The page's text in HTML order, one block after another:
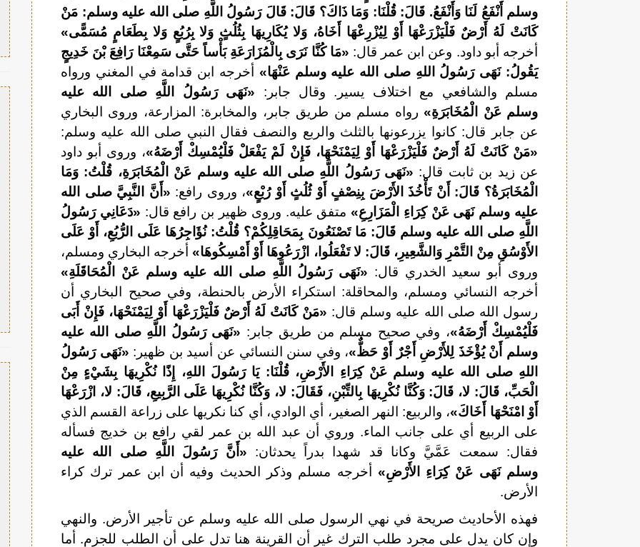
وسلم أَنْفَعُ لَنَا وَأَنْفَعُ. قَالَ: قُلْنَا: وَمَا ذَاكَ؟ قَالَ: قَالَ رَسُولُ اللَّهِ صلى الله عليه وسلم: مَنْ
كَانَتْ لَهُ أَرْضٌ فَلْيَزْرَعْهَا أَوْ لِيُزْرِعْهَا أَخَاهُ، وَلا يُكَارِيهَا بِثُلُثٍ وَلا بِرُبُعٍ وَلا بِطَعَامٍ مُسَمًّى»
أخرجه أبو داود. وعن ابن عمر قال: «مَا كُنَّا نَرَى بِالْمُزَارَعَةِ بَأْساً حَتَّى سَمِعْنَا رَافِعَ بْنَ خَدِيجٍ
يَقُولُ: نَهَى رَسُولُ اللهِ صلى الله عليه وسلم عَنْهَا» أخرجه ابن قدامة في المغني ورواه
مسلم والشافعي مع اختلاف يسير. وقال جابر: «نَهَى رَسُولُ اللَّهِ صلى الله عليه
وسلم عَنْ الْمُخَابَرَةِ»رواه مسلم من طريق جابر، والمخابرة: المزارعة، وروى البخاري
عن جابر قال: كانوا يزرعونها بالثلث والربع والنصف فقال النبي صلى الله عليه وسلم:
«مَنْ كَانَتْ لَهُ أَرْضٌ فَلْيَزْرَعْهَا أَوْ لِيَمْنَحْهَا، فَإِنْ لَمْ يَفْعَلْ فَلْيُمْسِكْ أَرْضَهُ»، وروى أبو داود
عن زيد بن ثابت قال: «نَهَى رَسُولُ اللَّهِ صلى الله عليه وسلم عَنْ الْمُخَابَرَةِ، قُلْتُ: وَمَا
الْمُخَابَرَةُ؟ قَالَ: أَنْ تَأْخُذَ الأَرْضَ بِنِصْفٍ أَوْ ثُلُثٍ أَوْ رُبْعٍ»، وروى رافع: «أَنَّ النَّبِيَّ صلى الله
عليه وسلم نَهَى عَنْ كِرَاءِ الْمَزَارِعِ»متفق عليه. وروى ظهير بن رافع قال: «دَعَانِي رَسُولُ
اللَّهِ صلى الله عليه وسلم قَالَ: مَا تَصْنَعُونَ بِمَحَاقِلِكُمْ؟ قُلْتُ: نُؤَاجِرُهَا عَلَى الرُّبُعِ، أَوْ عَلَى
الأَوْسُقِ مِنْ التَّمْرِ وَالشَّعِيرِ، قَالَ: لا تَفْعَلُوا، ازْرَعُوهَا أَوْ أَمْسِكُوهَا»أخرجه البخاري ومسلم،
وروى أبو سعيد الخدري قال: «نَهَى رَسُولُ اللَّهِ صلى الله عليه وسلم عَنْ الْمُحَاقَلَةِ»
أخرجه النسائي ومسلم، والمحاقلة: استكراء الأرض بالحنطة، وفي صحيح البخاري أن
رسول الله صلى الله عليه وسلم قال: «مَنْ كَانَتْ لَهُ أَرْضٌ فَلْيَزْرَعْهَا أَوْ لِيَمْنَحْهَا، فَإِنْ أَبَى
فَلْيُمْسِكْ أَرْضَهُ»، وفي صحيح مسلم من طريق جابر: «نَهَى رَسُولُ اللَّهِ صلى الله عليه
وسلم أَنْ يُؤْخَذَ لِلأَرْضِ أَجْرٌ أَوْ حَظٌّ»، وفي سنن النسائي عن أسيد بن ظهير: «نَهَى رَسُولُ
اللهِ صلى الله عليه وسلم عَنْ كِرَاءِ الأَرْضِ، قُلْنَا: يَا رَسُولَ اللهِ، إِذًا نُكْرِيهَا بِشَيْءٍ مِنْ
الْحَبِّ، قَالَ: لا، قَالَ: وَكُنَّا نُكْرِيهَا بِالتِّبْنِ، فَقَالَ: لا، وَكُنَّا نُكْرِيهَا عَلَى الرَّبِيعِ، قَالَ: لا، ازْرَعْهَا
أَوْ امْنَحْهَا أَخَاكَ»، والربيع: النهر الصغير، أي الوادي، أي كنا نكريها على زراعة القسم الذي
على الربيع أي على جانب الماء. وروي أن عبد الله بن عمر لقي رافع بن خديج فسأله
فقال: سمعت عَمَّيَّ وكانا قد شهدا بدراً يحدثان: «أَنَّ رَسُولَ اللَّهِ صلى الله عليه
وسلم نَهَى عَنْ كِرَاءِ الأَرْضِ» أخرجه مسلم وذكر الحديث وفيه أن ابن عمر ترك كراء
الأرض.
فهذه الأحاديث صريحة في نهي الرسول صلى الله عليه وسلم عن تأجير الأرض. والنهي
وإن كان يدل على مجرد طلب الترك غير أن القرينة هنا تدل على أن الطلب للجزم. أما